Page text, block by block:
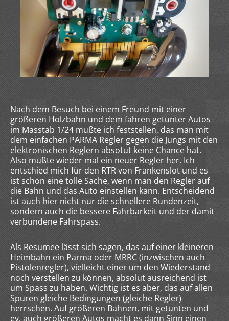
Nach dem Besuch bei einem Freund mit einer
größeren Holzbahn und dem fahren getunter Autos
im Masstab 1/24 mußte ich feststellen, das man mit
dem einfachen PARMA Regler gegen die Jungs mit den
elektronischen Reglern absotut keine Chance hat.
Also mußte wieder mal ein neuer Regler her. Ich
entschied mich für den RTR von Frankenslot und es
ist schon eine tolle Sache, wenn man den Regler auf
die Bahn und das Auto einstellen kann. Entscheidend
ist auch hier nicht nur die schnellere Rundenzeit,
sondern auch die bessere Fahrbarkeit und der damit
verbundene Fahrspass.
Als Resumee lässt sich sagen, das auf einer kleineren
Heimbahn ein Parma oder MRRC (inzwischen auch
Pistolenregler), vielleicht einer um den Wiederstand
noch verstellen zu können, absolut ausreichend ist
um Spass zu haben. Wichtig ist es aber, das auf allen
Spuren gleiche Bedingungen (gleiche Regler)
herrschen. Auf größeren Bahnen, mit getunten und
ev. auch größeren Autos macht es dann Sinn einen